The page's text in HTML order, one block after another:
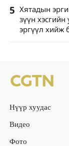
5 Хятадын
зүүн хэсгийн
эргүүл хийж
Нүүр хуудас
Видео
Фото